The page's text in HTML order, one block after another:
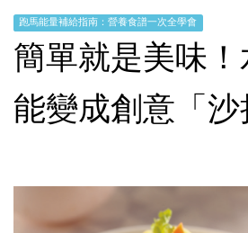
跑馬能量補給指南：營養食譜一次全學會
簡單就是美味
能變成創意「沙